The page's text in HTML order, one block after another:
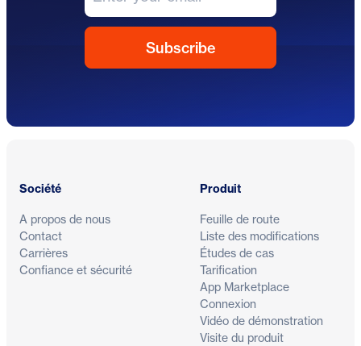
Société
A propos de nous
Contact
Carrières
Confiance et sécurité
Produit
Feuille de route
Liste des modifications
Études de cas
Tarification
App Marketplace
Connexion
Vidéo de démonstration
Visite du produit